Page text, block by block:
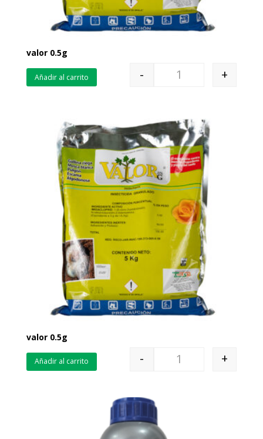
valor 0.5g
- +
Añadir al carrito
valor 0.5g
- +
Añadir al carrito